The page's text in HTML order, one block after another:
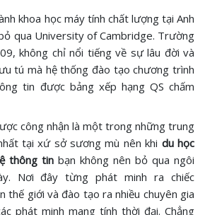
khoa học máy tính chất lượng tại Anh
qua University of Cambridge. Trường
không chỉ nổi tiếng về sự lâu đời và
tú mà hệ thống đào tạo chương trình
tin được bảng xếp hạng QS chấm
công nhận là một trong những trung
tại xứ sở sương mù nên khi du học
thông tin bạn không nên bỏ qua ngôi
Nơi đây từng phát minh ra chiếc
thế giới và đào tạo ra nhiều chuyên gia
phát minh mang tính thời đại. Chẳng